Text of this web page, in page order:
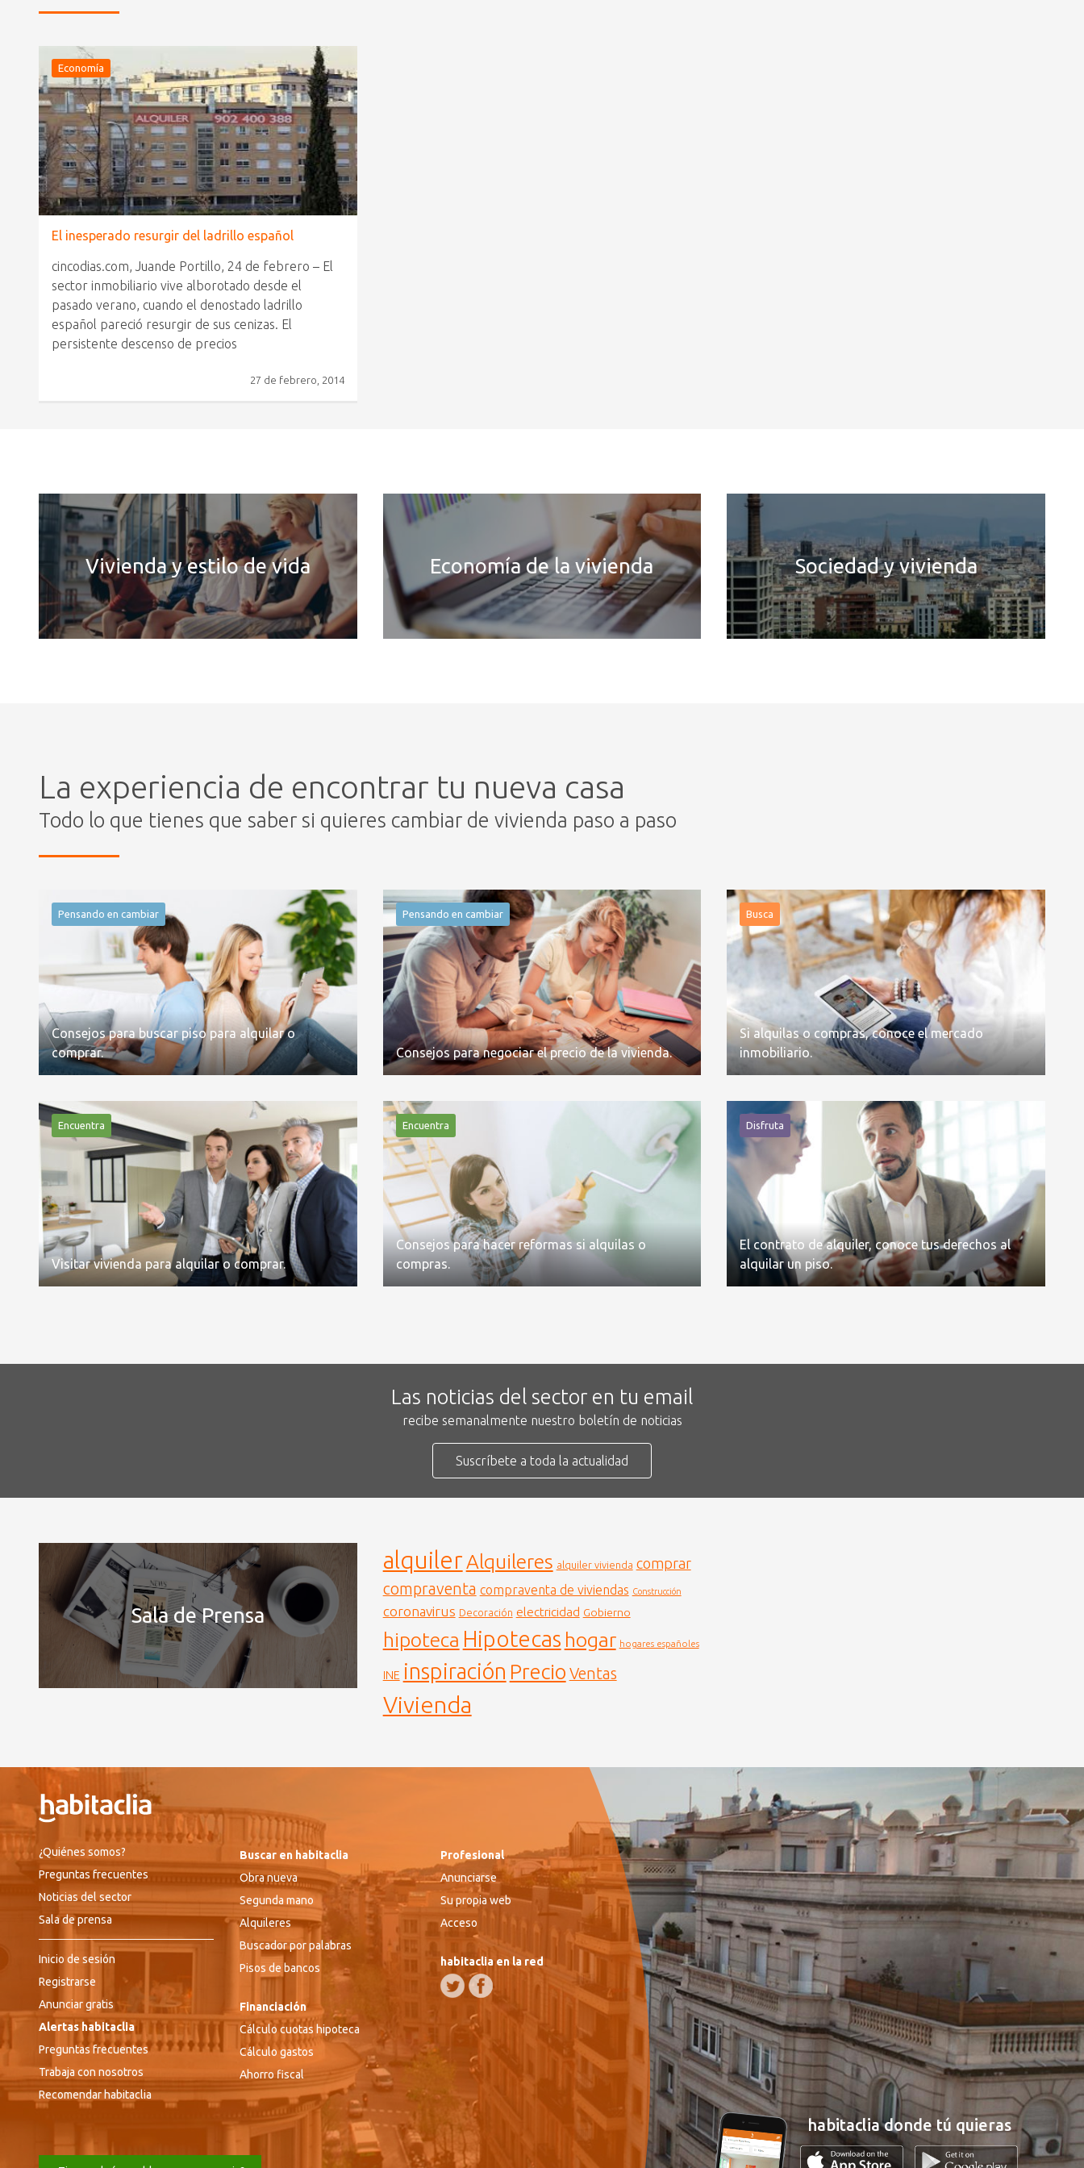
Economía
El inesperado resurgir del ladrillo español
cincodias.com, Juande Portillo, 24 de febrero – El
sector inmobiliario vive alborotado desde el
pasado verano, cuando el denostado ladrillo
español pareció resurgir de sus cenizas. El
persistente descenso de precios
27 de febrero, 2014
Vivienda y estilo de vida Economía de la vivienda Sociedad y vivienda
La experiencia de encontrar tu nueva casa
Todo lo que tienes que saber si quieres cambiar de vivienda paso a paso
Pensando en cambiar
Consejos para buscar piso para alquilar o
comprar.
Pensando en cambiar
Consejos para negociar el precio de la vivienda.
Busca
Si alquilas o compras, conoce el mercado
inmobiliario.
Encuentra
Visitar vivienda para alquilar o comprar.
Encuentra
Consejos para hacer reformas si alquilas o
compras.
Disfruta
El contrato de alquiler, conoce tus derechos al
alquilar un piso.
Las noticias del sector en tu email
recibe semanalmente nuestro boletín de noticias
Suscríbete a toda la actualidad
Sala de Prensa
alquiler Alquileres alquiler vivienda comprar
compraventa compraventa de viviendas Construcción
coronavirus Decoración electricidad Gobierno
hipoteca Hipotecas hogar hogares españoles
INE inspiración Precio Ventas
Vivienda
¿Quiénes somos?
Preguntas frecuentes
Noticias del sector
Sala de prensa
Inicio de sesión
Registrarse
Anunciar gratis
Alertas habitaclia
Preguntas frecuentes
Trabaja con nosotros
Recomendar habitaclia
Buscar en habitaclia
Obra nueva
Segunda mano
Alquileres
Buscador por palabras
Pisos de bancos
Financiación
Cálculo cuotas hipoteca
Cálculo gastos
Ahorro fiscal
Profesional
Anunciarse
Su propia web
Acceso
habitaclia en la red
habitaclia donde tú quieras